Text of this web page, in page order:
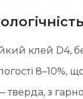
клей D4,
8–10%, що
тверда, з